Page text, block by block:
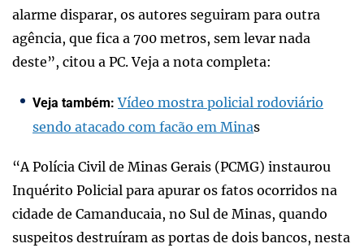
alarme disparar, os autores seguiram para outra
agência, que fica a 700 metros, sem levar nada
deste”, citou a PC. Veja a nota completa:
Veja também: Vídeo mostra policial rodoviário
sendo atacado com facão em Minas
“A Polícia Civil de Minas Gerais (PCMG) instaurou
Inquérito Policial para apurar os fatos ocorridos na
cidade de Camanducaia, no Sul de Minas, quando
suspeitos destruíram as portas de dois bancos, nesta